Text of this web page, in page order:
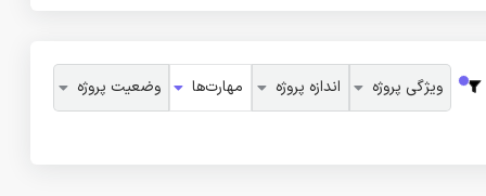
ویژگی پروژه اندازه پروژه مهارت‌ها وضعیت پروژه